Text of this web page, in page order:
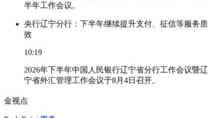
半年工作会议。
央行辽宁分行：下半年继续提升支付、征信等服务质
效
10:19
2026年下半年中国人民银行辽宁省分行工作会议暨辽
宁省外汇管理工作会议于8月4日召开。
金视点